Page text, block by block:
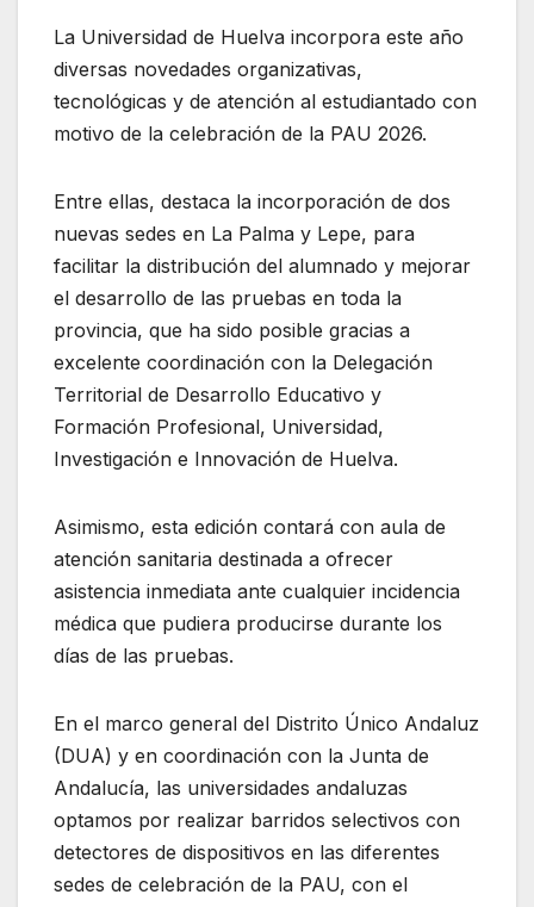
La Universidad de Huelva incorpora este año
diversas novedades organizativas,
tecnológicas y de atención al estudiantado con
motivo de la celebración de la PAU 2026.
Entre ellas, destaca la incorporación de dos
nuevas sedes en La Palma y Lepe, para
facilitar la distribución del alumnado y mejorar
el desarrollo de las pruebas en toda la
provincia, que ha sido posible gracias a
excelente coordinación con la Delegación
Territorial de Desarrollo Educativo y
Formación Profesional, Universidad,
Investigación e Innovación de Huelva.
Asimismo, esta edición contará con aula de
atención sanitaria destinada a ofrecer
asistencia inmediata ante cualquier incidencia
médica que pudiera producirse durante los
días de las pruebas.
En el marco general del Distrito Único Andaluz
(DUA) y en coordinación con la Junta de
Andalucía, las universidades andaluzas
optamos por realizar barridos selectivos con
detectores de dispositivos en las diferentes
sedes de celebración de la PAU, con el